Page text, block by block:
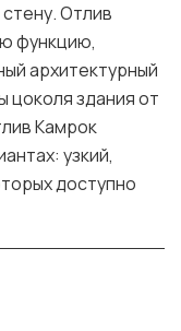
Отлив
функцию,
архитектурный
цоколя здания от
Камрок
узкий,
доступно